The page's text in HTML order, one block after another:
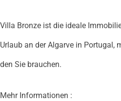
Villa Bronze ist die ideale
Urlaub an der Algarve in Portugal,
den Sie brauchen.
Mehr Informationen :